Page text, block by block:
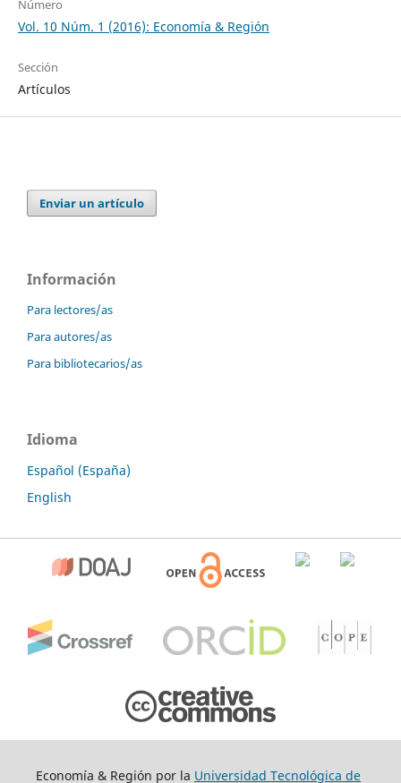
Número
Vol. 10 Núm. 1 (2016): Economía & Región
Sección
Artículos
Enviar un artículo
Información
Para lectores/as
Para autores/as
Para bibliotecarios/as
Idioma
Español (España)
English
Economía & Región por la Universidad Tecnológica de